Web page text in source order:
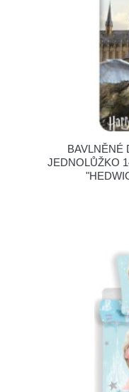
BAVLNĚNÉ
JEDNOLŮŽKO